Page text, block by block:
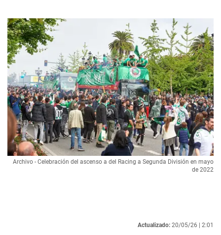
Archivo - Celebración del ascenso a del Racing a Segunda División en mayo
de 2022
Actualizado: 20/05/26 | 2:01